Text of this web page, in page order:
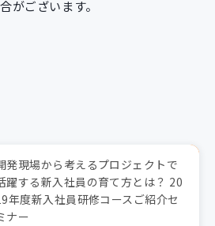
がございます。
発現場から考えるプロジェクトで
躍する新入社員の育て方とは？ 20
年度新入社員研修コースご紹介セ
ナー